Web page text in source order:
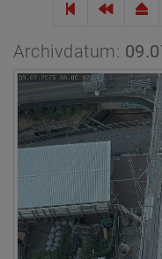
Archivdatum: